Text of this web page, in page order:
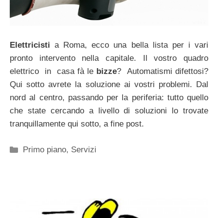
Elettricisti a Roma, ecco una bella lista per i vari
pronto intervento nella capitale. Il vostro quadro
elettrico in casa fà le bizze? Automatismi difettosi?
Qui sotto avrete la soluzione ai vostri problemi. Dal
nord al centro, passando per la periferia: tutto quello
che state cercando a livello di soluzioni lo trovate
tranquillamente qui sotto, a fine post.
Categorie
Primo piano, Servizi